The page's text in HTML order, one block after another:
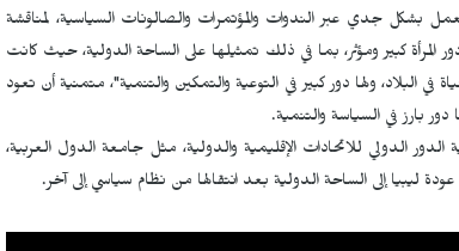
بشكل جدي عبر الندوات والمؤتمرات والصالونات السياسية، لمناقشة
المرأة كبير ومؤثر، بما في ذلك تمثيلها على الساحة الدولية، حيث كانت
في البلاد، ولها دور كبير في التوعية والتمكين والتنمية"، متمنية أن تعود
بارز في السياسة والتنمية.
الدولي للاتحادات الإقليمية والدولية، مثل جامعة الدول العربية،
عودة ليبيا إلى الساحة الدولية بعد انتقالها من نظام سياسي إلى آخر.